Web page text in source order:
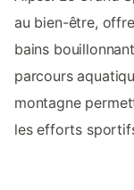
au bien-être,
bains
parcours
montagne
les efforts